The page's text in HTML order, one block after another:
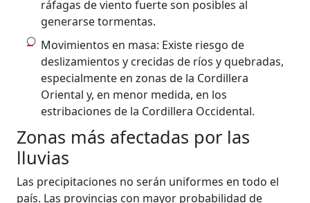
ráfagas de viento fuerte son posibles al
generarse tormentas.
Movimientos en masa: Existe riesgo de
deslizamientos y crecidas de ríos y quebradas,
especialmente en zonas de la Cordillera
Oriental y, en menor medida, en los
estribaciones de la Cordillera Occidental.
Zonas más afectadas por las
lluvias
Las precipitaciones no serán uniformes en todo el
país. Las provincias con mayor probabilidad de